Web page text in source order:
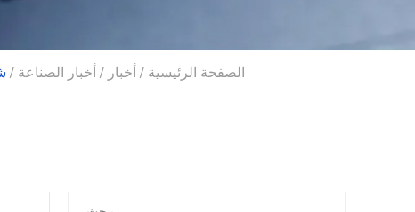
الصفحة الرئيسية / أخبار / أخبار الصناعة /